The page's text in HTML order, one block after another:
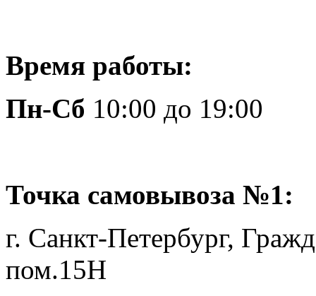
Время работы:
Пн-Сб 10:00 до 19:00
Точка самовывоза №1:
г. Санкт-Петербург,
пом.15Н